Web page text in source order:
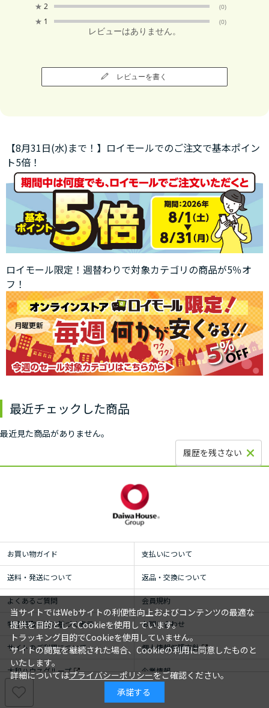
★ 2 (0)
★ 1 (0)
レビューはありません。
レビューを書く
【8月31日(水)まで！】ロイモールでのご注文で基本ポイン
ト5倍！
ロイモール限定！週替わりで対象カテゴリの商品が5％オ
フ！
最近チェックした商品
最近見た商品がありません。
履歴を残さない
お買い物ガイド 支払いについて
送料・発送について 返品・交換について
よくあるご質問 会員規約
特定商取引法に基づく表示 お問い合わせ
サイトのご利用について 個人情報保護方針
大和ハウスグループ 企業情報
© ROYAL HOMECENTER Co.,Ltd. ALL RIGHTS RESERVED.
当サイトではWebサイトの利便性向上およびコンテンツの最適な
提供を目的としてCookieを使用しています。
トラッキング目的でCookieを使用していません。
サイトの閲覧を継続された場合、Cookieの利用に同意したものと
いたします。
詳細についてはプライバシーポリシーをご確認ください。
承諾する